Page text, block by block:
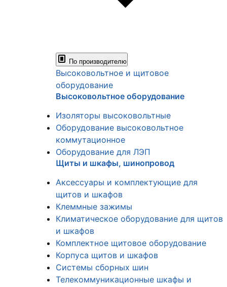
По производителю
Высоковольтное и щитовое
оборудование
Высоковольтное оборудование
Изоляторы высоковольтные
Оборудование высоковольтное
коммутационное
Оборудование для ЛЭП
Щиты и шкафы, шинопровод
Аксессуары и комплектующие для
щитов и шкафов
Клеммные зажимы
Климатическое оборудование для щитов
и шкафов
Комплектное щитовое оборудование
Корпуса щитов и шкафов
Системы сборных шин
Телекоммуникационные шкафы и